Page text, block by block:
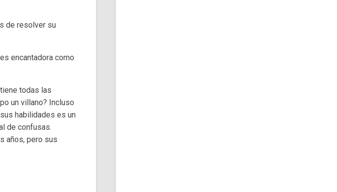
de resolver su
encantadora como
todas las
un villano? Incluso
habilidades es un
de confusas.
años, pero sus